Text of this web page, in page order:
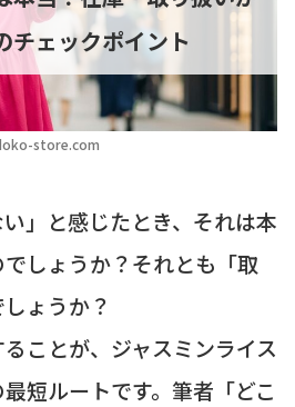
store.com
チェックポイント
」と感じたとき、それは本
しょうか？それとも「取
ょうか？
ことが、ジャスミンライス
短ルートです。筆者「どこ